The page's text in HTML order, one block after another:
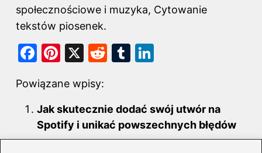
społecznościowe i muzyka, Cytowanie
tekstów piosenek.
F
c
e
b
o
Pi
er
e
st
X
R
di
t
T
bl
r
e
dI
n
Powiązane wpisy:
Jak skutecznie dodać swój utwór na
Spotify i unikać powszechnych błędów